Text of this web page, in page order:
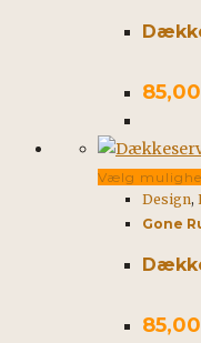
85,00
Vælg
Design,
Gone
85,00